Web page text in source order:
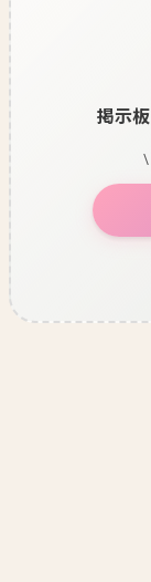
掲示
\